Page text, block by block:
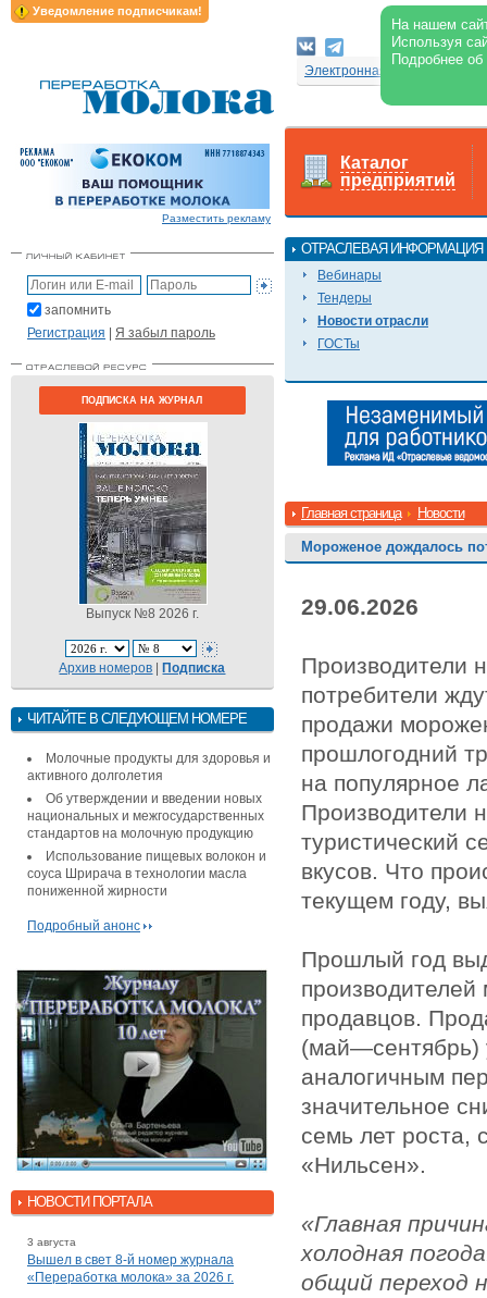
Уведомление подписчикам!
На нашем
Используя
Подробнее
Электронная версия
Разместить рекламу
запомнить
Регистрация | Я забыл пароль
ПОДПИСКА НА ЖУРНАЛ
Выпуск №8 2026 г.
Архив номеров |Подписка
ЧИТАЙТЕ В СЛЕДУЮЩЕМ НОМЕРЕ
Молочные продукты для здоровья и
активного долголетия
Об утверждении и введении новых
национальных и межгосударственных
стандартов на молочную продукцию
Использование пищевых волокон и
соуса Шрирача в технологии масла
пониженной жирности
Подробный анонс
НОВОСТИ ПОРТАЛА
3 августа
Вышел в свет 8-й номер журнала
«Переработка молока» за 2026 г.
Каталог
предприятий
ОТРАСЛЕВАЯ ИНФОРМАЦИЯ
Вебинары
Тендеры
Новости отрасли
ГОСТы
Главная страница Новости
Мороженое дождалось
29.06.2026
Производители
потребители
продажи
прошлогодний
на популярное
Производители
туристический
вкусов. Что
текущем году,
Прошлый год
производителей
продавцов.
(май—сентябрь)
аналогичным
значительное
семь лет роста,
«Нильсен».
«Главная
холодная
общий переход